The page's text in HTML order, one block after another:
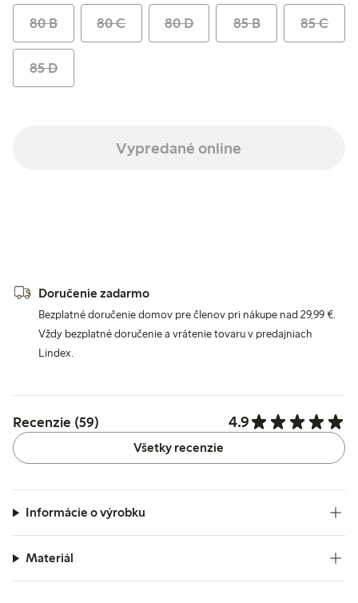
80 B 80 C 80 D 85 B 85 C
85 D
Vypredané online
Doručenie zadarmo
Bezplatné doručenie domov pre členov pri nákupe nad 29,99 €.
Vždy bezplatné doručenie a vrátenie tovaru v predajniach
Lindex.
Recenzie (59) 4.9
Všetky recenzie
Informácie o výrobku
Materiál